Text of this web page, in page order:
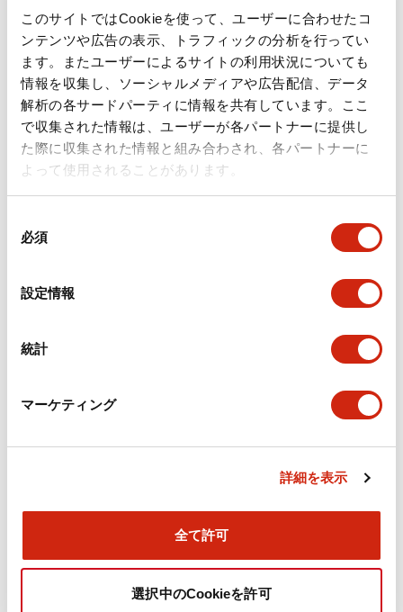
このサイトではCookieを使って、ユーザーに合わせたコ
ンテンツや広告の表示、トラフィックの分析を行ってい
ます。またユーザーによるサイトの利用状況についても
情報を収集し、ソーシャルメディアや広告配信、データ
解析の各サードパーティに情報を共有しています。ここ
で収集された情報は、ユーザーが各パートナーに提供し
た際に収集された情報と組み合わされ、各パートナーに
よって使用されることがあります。
必須
設定情報
統計
マーケティング
詳細を表示
全て許可
選択中のCookieを許可
形状仕様
電気的仕様(照光部定格)
環境仕様
機能仕様
旧カタログ_TWSシリーズ コントロールユニット（20
25年4月版）（日本語）
2.37MB